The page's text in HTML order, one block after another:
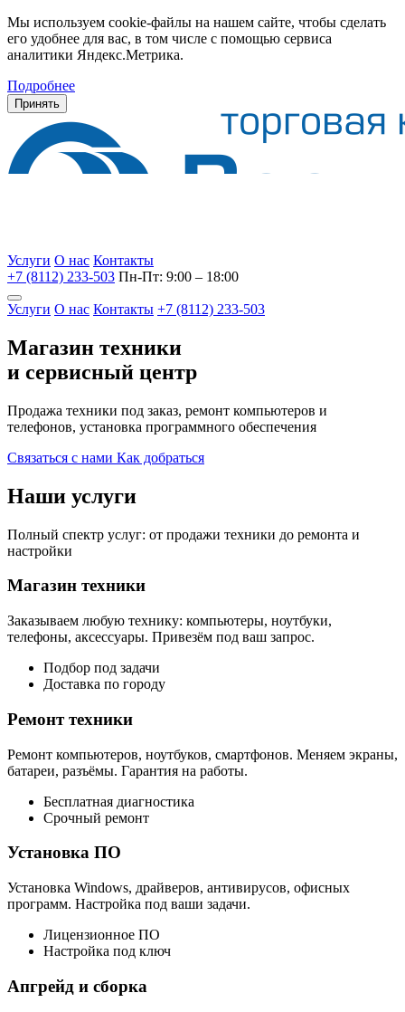
Мы используем cookie-файлы на нашем сайте, чтобы сделать
его удобнее для вас, в том числе с помощью сервиса
аналитики Яндекс.Метрика.
Подробнее
Принять
Услуги О нас Контакты
+7 (8112) 233-503 Пн-Пт: 9:00 – 18:00
Услуги О нас Контакты +7 (8112) 233-503
Магазин техники
и сервисный центр
Продажа техники под заказ, ремонт компьютеров и
телефонов, установка программного обеспечения
Связаться с нами Как добраться
Наши услуги
Полный спектр услуг: от продажи техники до ремонта и
настройки
Магазин техники
Заказываем любую технику: компьютеры, ноутбуки,
телефоны, аксессуары. Привезём под ваш запрос.
Подбор под задачи
Доставка по городу
Ремонт техники
Ремонт компьютеров, ноутбуков, смартфонов. Меняем экраны,
батареи, разъёмы. Гарантия на работы.
Бесплатная диагностика
Срочный ремонт
Установка ПО
Установка Windows, драйверов, антивирусов, офисных
программ. Настройка под ваши задачи.
Лицензионное ПО
Настройка под ключ
Апгрейд и сборка